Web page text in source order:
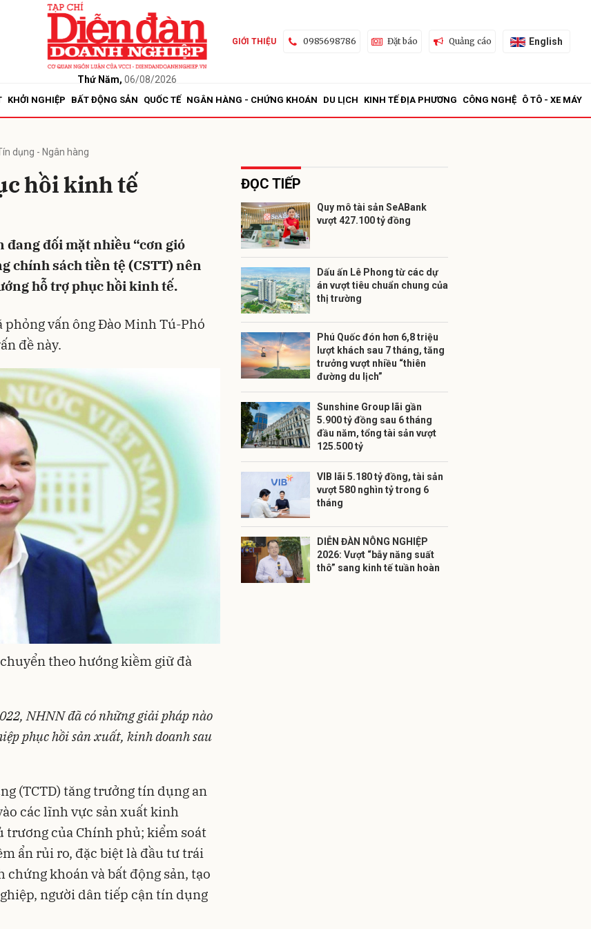
Thứ Năm, 06/08/2026
GIỚI THIỆU 0985698786 Đặt báo Quảng cáo English
KHỞI NGHIỆP BẤT ĐỘNG SẢN QUỐC TẾ NGÂN HÀNG - CHỨNG KHOÁN DU LỊCH KINH TẾ ĐỊA PHƯƠNG CÔNG NGHỆ Ô TÔ - XE MÁY
dụng - Ngân hàng
hồi kinh tế
đối mặt nhiều “cơn gió
chính sách tiền tệ (CSTT) nên
hỗ trợ phục hồi kinh tế.
phỏng vấn ông Đào Minh Tú-Phó
đề này.
theo hướng kiềm giữ đà
NHNN đã có những giải pháp nào
phục hồi sản xuất, kinh doanh sau
(TCTD) tăng trưởng tín dụng an
các lĩnh vực sản xuất kinh
của Chính phủ; kiểm soát
ẩn rủi ro, đặc biệt là đầu tư trái
khoán và bất động sản, tạo
người dân tiếp cận tín dụng
ĐỌC TIẾP
Quy mô tài sản SeABank
vượt 427.100 tỷ đồng
Dấu ấn Lê Phong từ các dự
án vượt tiêu chuẩn chung của
thị trường
Phú Quốc đón hơn 6,8 triệu
lượt khách sau 7 tháng, tăng
trưởng vượt nhiều “thiên
đường du lịch”
Sunshine Group lãi gần
5.900 tỷ đồng sau 6 tháng
đầu năm, tổng tài sản vượt
125.500 tỷ
VIB lãi 5.180 tỷ đồng, tài sản
vượt 580 nghìn tỷ trong 6
tháng
DIỄN ĐÀN NÔNG NGHIỆP
2026: Vượt “bẫy năng suất
thô” sang kinh tế tuần hoàn
Gửi